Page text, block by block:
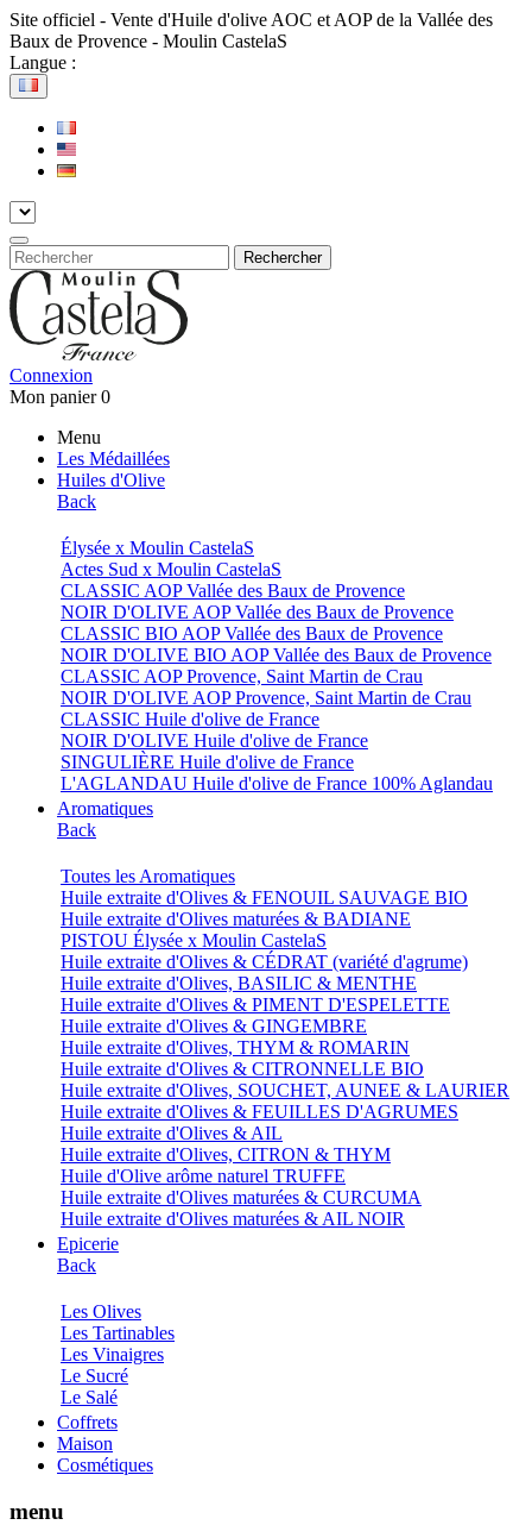
Site officiel - Vente d'Huile d'olive AOC et AOP de la Vallée des
Baux de Provence - Moulin CastelaS
Langue :
Rechercher
Connexion
Mon panier 0
Menu
Les Médaillées
Huiles d'Olive
Back
Élysée x Moulin CastelaS
Actes Sud x Moulin CastelaS
CLASSIC AOP Vallée des Baux de Provence
NOIR D'OLIVE AOP Vallée des Baux de Provence
CLASSIC BIO AOP Vallée des Baux de Provence
NOIR D'OLIVE BIO AOP Vallée des Baux de Provence
CLASSIC AOP Provence, Saint Martin de Crau
NOIR D'OLIVE AOP Provence, Saint Martin de Crau
CLASSIC Huile d'olive de France
NOIR D'OLIVE Huile d'olive de France
SINGULIÈRE Huile d'olive de France
L'AGLANDAU Huile d'olive de France 100% Aglandau
Aromatiques
Back
Toutes les Aromatiques
Huile extraite d'Olives & FENOUIL SAUVAGE BIO
Huile extraite d'Olives maturées & BADIANE
PISTOU Élysée x Moulin CastelaS
Huile extraite d'Olives & CÉDRAT (variété d'agrume)
Huile extraite d'Olives, BASILIC & MENTHE
Huile extraite d'Olives & PIMENT D'ESPELETTE
Huile extraite d'Olives & GINGEMBRE
Huile extraite d'Olives, THYM & ROMARIN
Huile extraite d'Olives & CITRONNELLE BIO
Huile extraite d'Olives, SOUCHET, AUNEE & LAURIER
Huile extraite d'Olives & FEUILLES D'AGRUMES
Huile extraite d'Olives & AIL
Huile extraite d'Olives, CITRON & THYM
Huile d'Olive arôme naturel TRUFFE
Huile extraite d'Olives maturées & CURCUMA
Huile extraite d'Olives maturées & AIL NOIR
Epicerie
Back
Les Olives
Les Tartinables
Les Vinaigres
Le Sucré
Le Salé
Coffrets
Maison
Cosmétiques
menu